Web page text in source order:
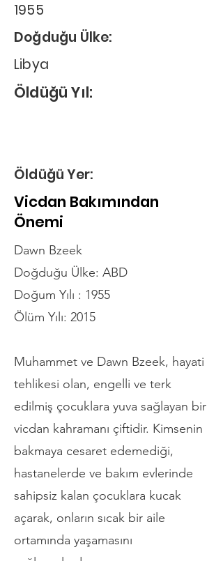
1955
Doğduğu Ülke:
Libya
Öldüğü Yıl:
Öldüğü Yer:
Vicdan Bakımından
Önemi
Dawn Bzeek
Doğduğu Ülke: ABD
Doğum Yılı : 1955
Ölüm Yılı: 2015
Muhammet ve Dawn Bzeek, hayati
tehlikesi olan, engelli ve terk
edilmiş çocuklara yuva sağlayan bir
vicdan kahramanı çiftidir. Kimsenin
bakmaya cesaret edemediği,
hastanelerde ve bakım evlerinde
sahipsiz kalan çocuklara kucak
açarak, onların sıcak bir aile
ortamında yaşamasını